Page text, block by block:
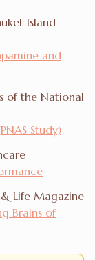
Island
and
of the National
Study)
Life Magazine
Brains of